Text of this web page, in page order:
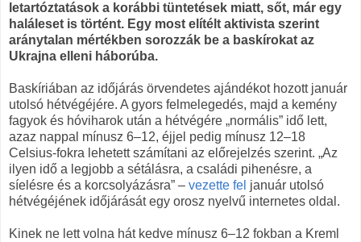
letartóztatások a korábbi tüntetések miatt, sőt, már egy
haláleset is történt. Egy most elítélt aktivista szerint
aránytalan mértékben sorozzák be a baskírokat az
Ukrajna elleni háborúba.
Baskíriában az időjárás örvendetes ajándékot hozott január
utolsó hétvégéjére. A gyors felmelegedés, majd a kemény
fagyok és hóviharok után a hétvégére „normális” idő lett,
azaz nappal mínusz 6–12, éjjel pedig mínusz 12–18
Celsius-fokra lehetett számítani az előrejelzés szerint. „Az
ilyen idő a legjobb a sétálásra, a családi pihenésre, a
síelésre és a korcsolyázásra” – vezette fel január utolsó
hétvégéjének időjárását egy orosz nyelvű internetes oldal.
Kinek ne lett volna hát kedve mínusz 6–12 fokban a Kreml